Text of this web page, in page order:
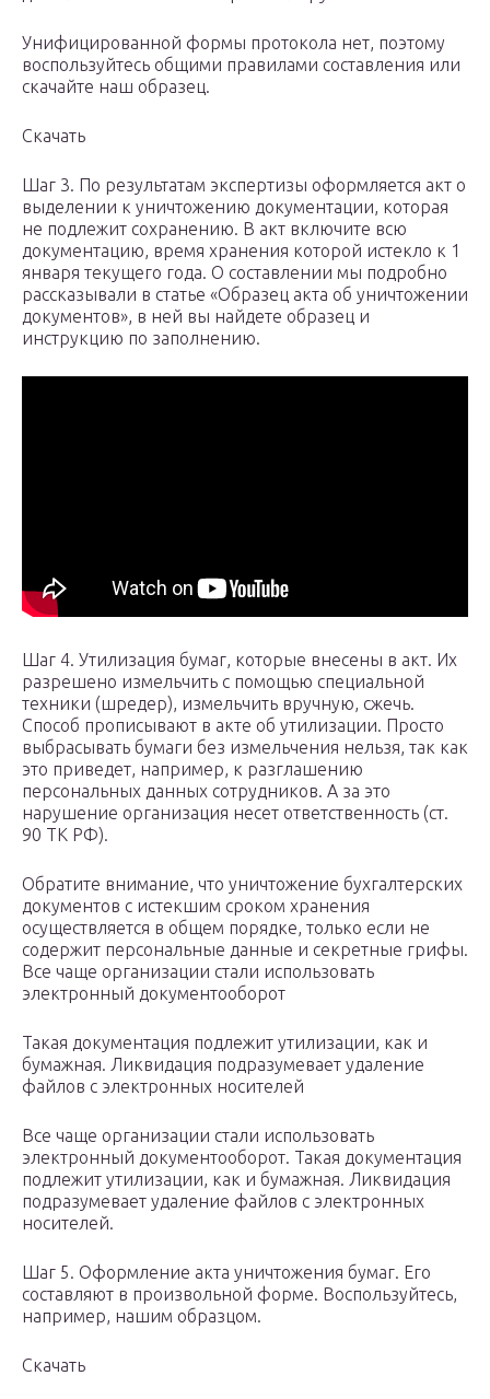
Унифицированной формы протокола нет, поэтому
воспользуйтесь общими правилами составления или
скачайте наш образец.
Скачать
Шаг 3. По результатам экспертизы оформляется акт о
выделении к уничтожению документации, которая
не подлежит сохранению. В акт включите всю
документацию, время хранения которой истекло к 1
января текущего года. О составлении мы подробно
рассказывали в статье «Образец акта об уничтожении
документов», в ней вы найдете образец и
инструкцию по заполнению.
Шаг 4. Утилизация бумаг, которые внесены в акт. Их
разрешено измельчить с помощью специальной
техники (шредер), измельчить вручную, сжечь.
Способ прописывают в акте об утилизации. Просто
выбрасывать бумаги без измельчения нельзя, так как
это приведет, например, к разглашению
персональных данных сотрудников. А за это
нарушение организация несет ответственность (ст.
90 ТК РФ).
Обратите внимание, что уничтожение бухгалтерских
документов с истекшим сроком хранения
осуществляется в общем порядке, только если не
содержит персональные данные и секретные грифы.
Все чаще организации стали использовать
электронный документооборот
Такая документация подлежит утилизации, как и
бумажная. Ликвидация подразумевает удаление
файлов с электронных носителей
Все чаще организации стали использовать
электронный документооборот. Такая документация
подлежит утилизации, как и бумажная. Ликвидация
подразумевает удаление файлов с электронных
носителей.
Шаг 5. Оформление акта уничтожения бумаг. Его
составляют в произвольной форме. Воспользуйтесь,
например, нашим образцом.
Скачать